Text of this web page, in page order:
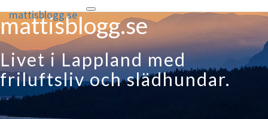
Toggle
navigation
mattisblogg.se
mattisblogg.se
Livet i Lappland med
friluftsliv och slädhundar.